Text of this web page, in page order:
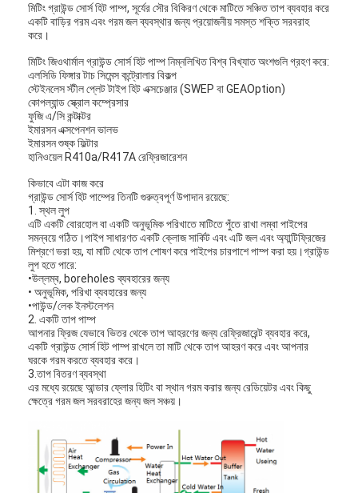
মিটিং গ্রাউন্ড সোর্স হিট পাম্প, সূর্যের সৌর বিকিরণ থেকে মাটিতে সঞ্চিত তাপ ব্যবহার করে
একটি বাড়ির গরম এবং গরম জল ব্যবস্থার জন্য প্রয়োজনীয় সমস্ত শক্তি সরবরাহ
করে।
মিটিং জিওথার্মাল গ্রাউন্ড সোর্স হিট পাম্প নিম্নলিখিত বিশ্ব বিখ্যাত অংশগুলি গ্রহণ করে:
এলসিডি ফিঙ্গার টাচ সিমেন্স কন্ট্রোলার বিকল্প
স্টেইনলেস স্টীল প্লেট টাইপ হিট এক্সচেঞ্জার (SWEP বা GEAOption)
কোপল্যান্ড স্ক্রোল কম্প্রেসার
ফুজি এ/সি কন্টাক্টর
ইমারসন এক্সপেনশন ভালভ
ইমারসন শুষ্ক ফিল্টার
হানিওয়েল R410a/R417A রেফ্রিজারেশন
কিভাবে এটা কাজ করে
গ্রাউন্ড সোর্স হিট পাম্পের তিনটি গুরুত্বপূর্ণ উপাদান রয়েছে:
1. স্থল লুপ
এটি একটি বোরহোল বা একটি অনুভূমিক পরিখাতে মাটিতে পুঁতে রাখা লম্বা পাইপের
সমন্বয়ে গঠিত।পাইপ সাধারণত একটি ক্লোজ সার্কিট এবং এটি জল এবং অ্যান্টিফ্রিজের
মিশ্রণে ভরা হয়, যা মাটি থেকে তাপ শোষণ করে পাইপের চারপাশে পাম্প করা হয়।গ্রাউন্ড
লুপ হতে পারে:
•উল্লম্ব, boreholes ব্যবহারের জন্য
• অনুভূমিক, পরিখা ব্যবহারের জন্য
•পাউন্ড/লেক ইনস্টলেশন
2. একটি তাপ পাম্প
আপনার ফ্রিজ যেভাবে ভিতর থেকে তাপ আহরণের জন্য রেফ্রিজারেন্ট ব্যবহার করে,
একটি গ্রাউন্ড সোর্স হিট পাম্প রাখলে তা মাটি থেকে তাপ আহরণ করে এবং আপনার
ঘরকে গরম করতে ব্যবহার করে।
3.তাপ বিতরণ ব্যবস্থা
এর মধ্যে রয়েছে আন্ডার ফ্লোর হিটিং বা স্থান গরম করার জন্য রেডিয়েটর এবং কিছু
ক্ষেত্রে গরম জল সরবরাহের জন্য জল সঞ্চয়।